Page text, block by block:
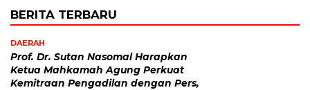
BERITA TERBARU
DAERAH
Prof. Dr. Sutan Nasomal Harapkan
Ketua Mahkamah Agung Perkuat
Kemitraan Pengadilan dengan Pers,